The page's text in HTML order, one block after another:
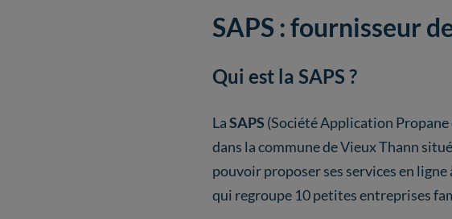
SAPS : fournisseur
Qui est la SAPS ?
LaSAPS (Société Application
dans la commune de Vieux Thann
pouvoir proposer ses services en
qui regroupe 10 petites entreprises